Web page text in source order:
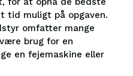
tid muligt på opgaven.
omfatter mange
brug for en
en fejemaskine eller